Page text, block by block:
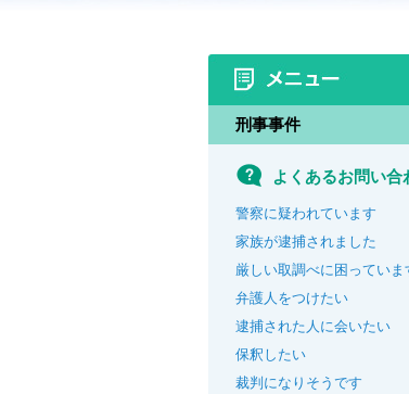
刑事事件
よくあるお問い合
警察に疑われています
家族が逮捕されました
厳しい取調べに困っていま
弁護人をつけたい
逮捕された人に会いたい
保釈したい
裁判になりそうです